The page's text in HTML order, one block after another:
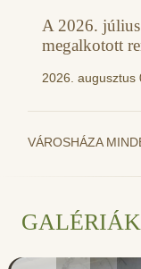
A 2026.
megalkotott
2026. augusztus
VÁROSHÁZA
GALÉRIÁK